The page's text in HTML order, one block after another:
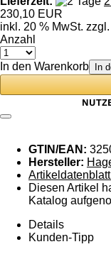
230,10 EUR
inkl. 20 % MwSt. zzgl.
Anzahl
In den Warenkorb In
GTIN/EAN:
Hersteller:
Diesen Artikel
Katalog
Details
Kunden-Tipp